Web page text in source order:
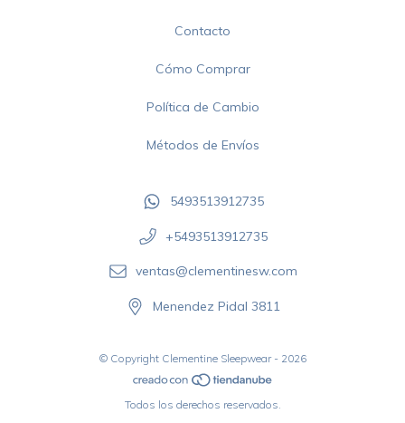
Contacto
Cómo Comprar
Política de Cambio
Métodos de Envíos
5493513912735
+5493513912735‬
ventas@clementinesw.com
Menendez Pidal 3811
© Copyright Clementine Sleepwear - 2026
Todos los derechos reservados.